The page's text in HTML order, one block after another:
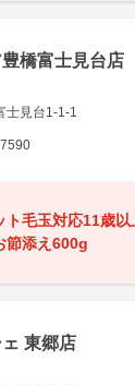
橋富士見台店
士見台1-1-1
ト毛玉対応11歳
節添え600g
東郷店